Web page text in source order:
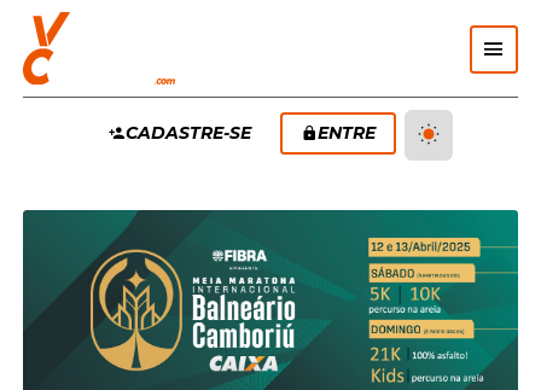
Pular Navegação (s)
PRINCIPALCADASTRE-SE ENTRE